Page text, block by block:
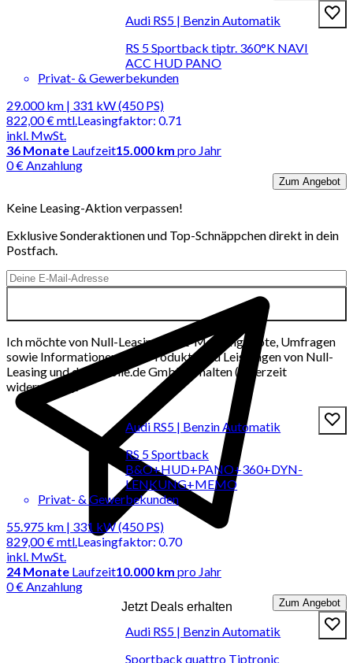
Audi RS5 | Benzin Automatik
RS 5 Sportback tiptr. 360°K NAVI
ACC HUD PANO
Privat- & Gewerbekunden
29.000 km | 331 kW (450 PS)
822,00 €mtl.
inkl. MwSt.
Leasingfaktor: 0.71
36 Monate Laufzeit15.000 km pro Jahr
0 € Anzahlung
Zum Angebot
Keine Leasing-Aktion verpassen!
Exklusive Sonderaktionen und Top-Schnäppchen direkt in dein
Postfach.
Jetzt Deals erhalten
Ich möchte von Null-Leasing per E-Mail Angebote, Umfragen
sowie Informationen über Produkte und Leistungen von Null-
Leasing und der mobile.de GmbH erhalten (jederzeit
widerrufbar).
Audi RS5 | Benzin Automatik
RS 5 Sportback
B&O+HUD+PANO+360+DYN-
LENKUNG+MEMO
Privat- & Gewerbekunden
55.975 km | 331 kW (450 PS)
829,00 €mtl.
inkl. MwSt.
Leasingfaktor: 0.70
24 Monate Laufzeit10.000 km pro Jahr
0 € Anzahlung
Zum Angebot
Audi RS5 | Benzin Automatik
Sportback quattro Tiptronic